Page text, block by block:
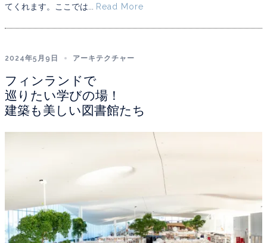
てくれます。ここでは... Read More
2024年5月9日 アーキテクチャー
フィンランドで
巡りたい学びの場！
建築も美しい図書館たち